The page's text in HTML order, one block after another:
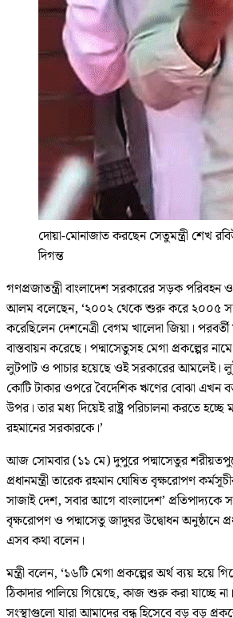
দোয়া-মোনাজাত করছেন সেতুমন্ত্রী শেখ
দিগন্ত
গণপ্রজাতন্ত্রী বাংলাদেশ সরকারের সড়ক পরিবহন
আলম বলেছেন, ‘২০০২ থেকে শুরু করে ২০০৫
করেছিলেন দেশনেত্রী বেগম খালেদা জিয়া।
বাস্তবায়ন করেছে। পদ্মাসেতুসহ মেগা প্রকল্পের
লুটপাট ও পাচার হয়েছে ওই সরকারের আমলেই।
কোটি টাকার ওপরে বৈদেশিক ঋণের বোঝা এখন
উপর। তার মধ্য দিয়েই রাষ্ট্র পরিচালনা করতে হচ্ছে
রহমানের সরকারকে।’
আজ সোমবার (১১ মে) দুপুরে পদ্মাসেতুর
প্রধানমন্ত্রী তারেক রহমান ঘোষিত বৃক্ষরোপণ
সাজাই দেশ, সবার আগে বাংলাদেশ’ প্রতিপাদ্যকে
বৃক্ষরোপণ ও পদ্মাসেতু জাদুঘর উদ্বোধন অনুষ্ঠানে
এসব কথা বলেন।
মন্ত্রী বলেন, ‘১৬টি মেগা প্রকল্পের অর্থ ব্যয় হয়ে
ঠিকাদার পালিয়ে গিয়েছে, কাজ শুরু করা যাচ্ছে
সংস্থাগুলো যারা আমাদের বন্ধু হিসেবে বড় বড়